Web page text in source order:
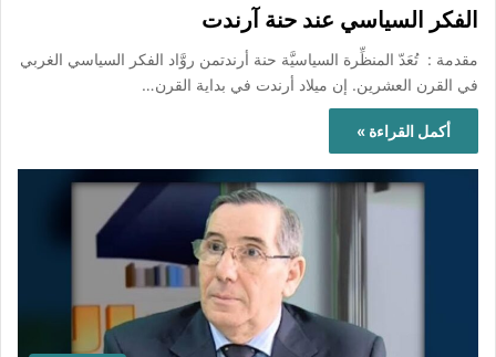
الفكر السياسي عند حنة آرندت
مقدمة : تُعَدّ المنظِّرة السياسيَّة حنة أرندتمن روَّاد الفكر السياسي الغربي
في القرن العشرين. إن ميلاد أرندت في بداية القرن…
أكمل القراءة »